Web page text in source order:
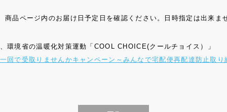
品ページ内のお届け日予定日を確認ください。日時指定は出来ま
環境省の温暖化対策運動「COOL CHOICE(クールチョイス）」
回で受取りませんかキャンペーン～みんなで宅配便再配達防止取り